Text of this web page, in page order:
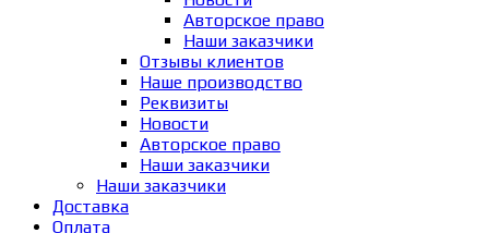
Авторское право
Наши заказчики
Отзывы клиентов
Наше производство
Реквизиты
Новости
Авторское право
Наши заказчики
Наши заказчики
Доставка
Оплата